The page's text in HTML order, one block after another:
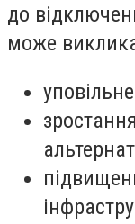
до
може